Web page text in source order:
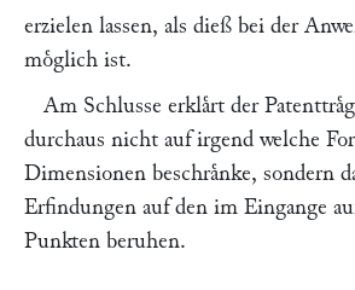
erzielen lassen, als dieß bei der
moͤglich ist.
Am Schlusse erklaͤrt der
durchaus nicht auf irgend welche
Dimensionen beschraͤnke, sondern
Erfindungen auf den im Eingange
Punkten beruhen.